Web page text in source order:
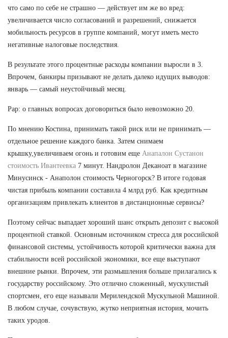
что само по себе не страшно — действует им же во вред:
увеличивается число согласований и разрешений, снижается
мобильность ресурсов в группе компаний, могут иметь место
негативные налоговые последствия.
В результате этого процентные расходы компании выросли в 3.
Впрочем, банкиры призывают не делать далеко идущих выводов:
январь — самый неустойчивый месяц.
Рар: о главных вопросах договориться было невозможно 20.
По мнению Костина, принимать такой риск или не принимать —
отдельное решение каждого банка. Затем снимаем
крышку,увеличиваем огонь и готовим еще Анапалон Сустанон
стоимость Ивантеевка 7 минут. Нандролон Деканоат в магазине
Минусинск - Анаполон стоимость Черногорск? В итоге годовая
чистая прибыль компании составила 4 млрд руб. Как кредитным
организациям привлекать клиентов в дистанционные сервисы?
Поэтому сейчас выпадает хороший шанс открыть депозит с высокой
процентной ставкой. Основным источником стресса для российской
финансовой системы, устойчивость которой критически важна для
стабильности всей российской экономики, все еще выступают
внешние рынки. Впрочем, эти размышления больше прилагались к
государству российскому. Это отлично сложенный, мускулистый
спортсмен, его еще называли Мерилендской Мускульной Машиной.
В любом случае, сочувствую, жутко неприятная история, мочить
таких уродов.